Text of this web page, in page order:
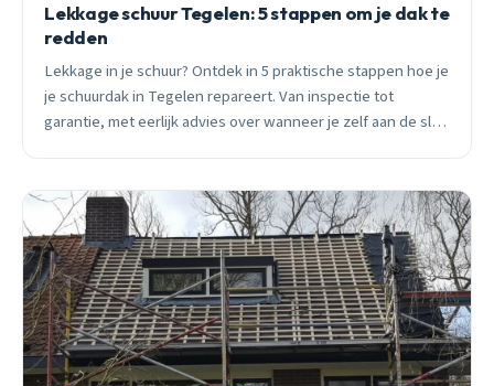
Lekkage schuur Tegelen: 5 stappen om je dak te
redden
Lekkage in je schuur? Ontdek in 5 praktische stappen hoe je
je schuurdak in Tegelen repareert. Van inspectie tot
garantie, met eerlijk advies over wanneer je zelf aan de slag